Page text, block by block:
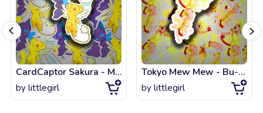
CardCaptor Sakura - Mascot
by littlegirl
Tokyo Mew Mew - Bu-Ling
by littlegirl